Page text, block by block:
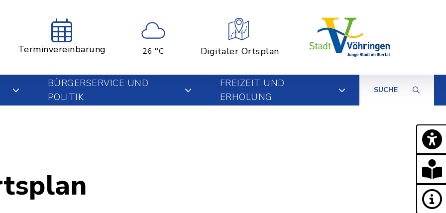
Terminvereinbarung 26 °C Digitaler Ortsplan
BÜRGERSERVICE UND
POLITIK
FREIZEIT UND
ERHOLUNG
SUCHE